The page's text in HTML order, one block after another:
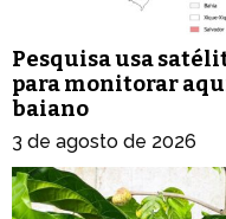
Pesquisa usa
para monitorar
baiano
3 de agosto de 2026